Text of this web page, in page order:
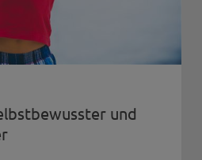
und